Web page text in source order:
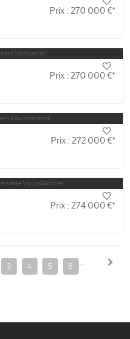
Prix : 270 000 €*
Prix : 270 000 €*
Prix : 272 000 €*
Prix : 274 000 €*
3 4 5 6 8